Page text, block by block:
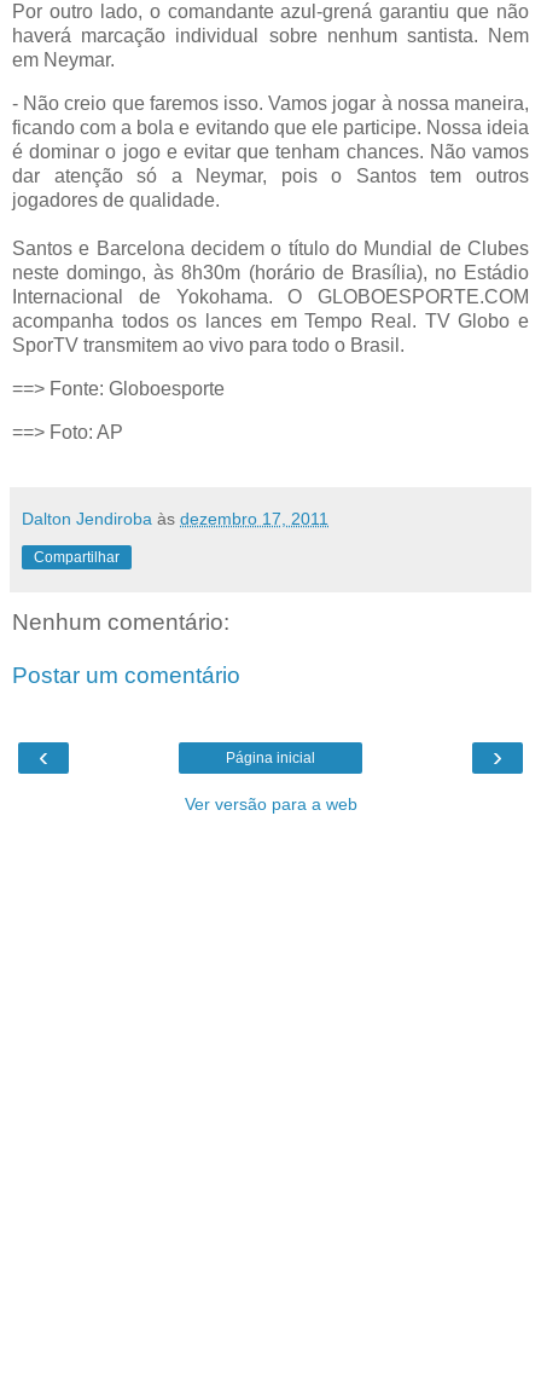
Por outro lado, o comandante azul-grená garantiu que não
haverá marcação individual sobre nenhum santista. Nem
em Neymar.
- Não creio que faremos isso. Vamos jogar à nossa maneira,
ficando com a bola e evitando que ele participe. Nossa ideia
é dominar o jogo e evitar que tenham chances. Não vamos
dar atenção só a Neymar, pois o Santos tem outros
jogadores de qualidade.
Santos e Barcelona decidem o título do Mundial de Clubes
neste domingo, às 8h30m (horário de Brasília), no Estádio
Internacional de Yokohama. O GLOBOESPORTE.COM
acompanha todos os lances em Tempo Real. TV Globo e
SporTV transmitem ao vivo para todo o Brasil.
==> Fonte: Globoesporte
==> Foto: AP
Dalton Jendiroba às dezembro 17, 2011
Compartilhar
Nenhum comentário:
Postar um comentário
‹ ›
Página inicial
Ver versão para a web